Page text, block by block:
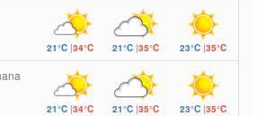
21°C|34°C 21°C|35°C 23°C |35°C
21°C|34°C 21°C|35°C 23°C |35°C